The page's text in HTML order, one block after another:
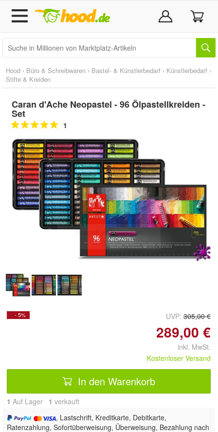
Hood › Büro & Schreibwaren › Bastel- & Künstlerbedarf › Künstlerbedarf ›
Stifte & Kreiden
Caran d'Ache Neopastel - 96 Ölpastellkreiden -
Set
1
Doppelt antippen zum
vergrößern
- 5% UVP: 305,00 €
289,00 €
inkl. MwSt.
Kostenloser Versand
In den Warenkorb
1 Auf Lager 1 verkauft
, Lastschrift, Kreditkarte, Debitkarte,
Ratenzahlung, Sofortüberweisung, Überweisung, Bezahlung nach